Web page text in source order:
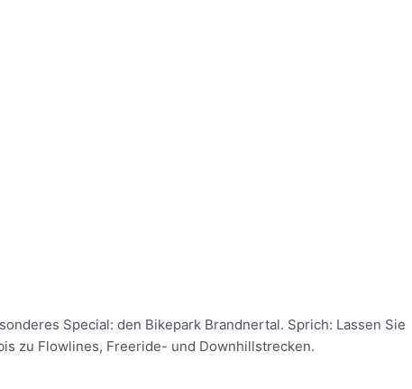
Special: den Bikepark Brandnertal. Sprich: Lassen Sie
zu Flowlines, Freeride- und Downhillstrecken.